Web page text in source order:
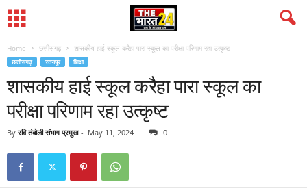
Home छत्तीसगढ़ शासकीय हाई स्कूल करैहा पारा स्कूल का परीक्षा परिणाम रहा उत्कृष्ट
छत्तीसगढ़ रतनपुर शिक्षा
शासकीय हाई स्कूल करैहा पारा स्कूल का
परीक्षा परिणाम रहा उत्कृष्ट
By रवि तंबोली संभाग प्रमुख- May 11, 2024 0